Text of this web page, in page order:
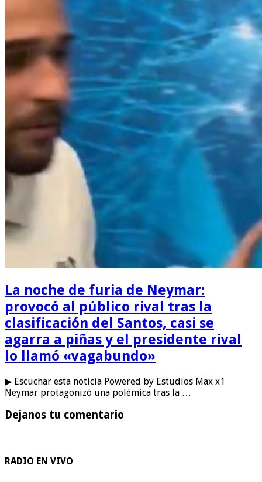
La noche de furia de Neymar:
provocó al público rival tras la
clasificación del Santos, casi se
agarra a piñas y el presidente rival
lo llamó «vagabundo»
▶ Escuchar esta noticia Powered by Estudios Max x1
Neymar protagonizó una polémica tras la …
Dejanos tu comentario
RADIO EN VIVO